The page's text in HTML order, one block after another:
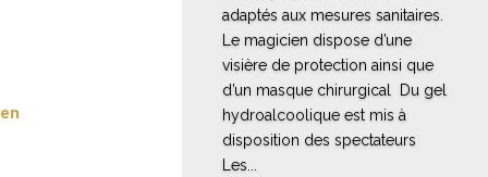
adaptés aux mesures sanitaires.
Le magicien dispose d’une
visière de protection ainsi que
d’un masque chirurgical Du gel
hydroalcoolique est mis à
disposition des spectateurs
Les...